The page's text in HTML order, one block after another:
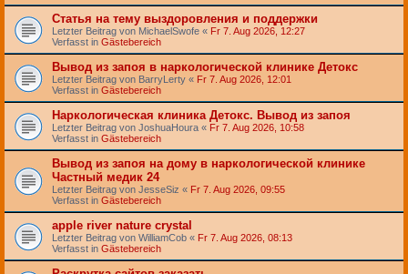
Статья на тему выздоровления и поддержки
Letzter Beitrag von MichaelSwofe « Fr 7. Aug 2026, 12:27
Verfasst in Gästebereich
Вывод из запоя в наркологической клинике Детокс
Letzter Beitrag von BarryLerty « Fr 7. Aug 2026, 12:01
Verfasst in Gästebereich
Наркологическая клиника Детокс. Вывод из запоя
Letzter Beitrag von JoshuaHoura « Fr 7. Aug 2026, 10:58
Verfasst in Gästebereich
Вывод из запоя на дому в наркологической клинике
Частный медик 24
Letzter Beitrag von JesseSiz « Fr 7. Aug 2026, 09:55
Verfasst in Gästebereich
apple river nature crystal
Letzter Beitrag von WilliamCob « Fr 7. Aug 2026, 08:13
Verfasst in Gästebereich